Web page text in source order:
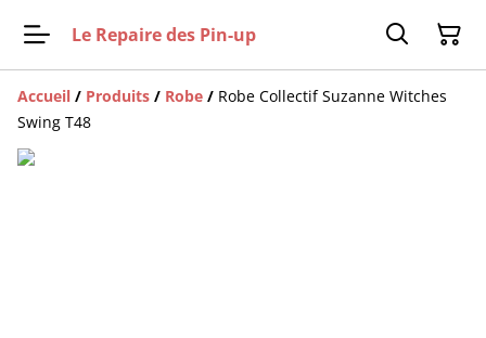
Le Repaire des Pin-up
Accueil / Produits / Robe / Robe Collectif Suzanne Witches
Swing T48